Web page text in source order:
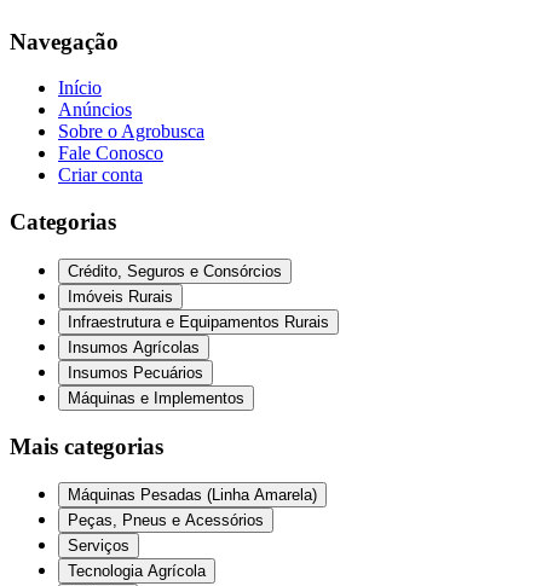
Navegação
Início
Anúncios
Sobre o Agrobusca
Fale Conosco
Criar conta
Categorias
Crédito, Seguros e Consórcios
Imóveis Rurais
Infraestrutura e Equipamentos Rurais
Insumos Agrícolas
Insumos Pecuários
Máquinas e Implementos
Mais categorias
Máquinas Pesadas (Linha Amarela)
Peças, Pneus e Acessórios
Serviços
Tecnologia Agrícola